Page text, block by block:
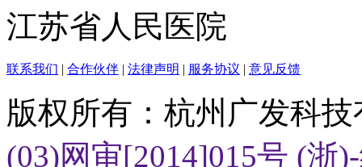
江苏省人民医院
联系我们 | 合作伙伴 | 法律声明 | 服务协议 | 意见反馈
版权所有：杭州广发科
(03)网审[2014]015号 (浙